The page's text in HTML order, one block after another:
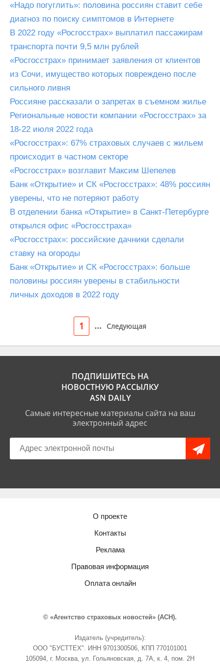
«Надо погуглить»: половина россиян ставит себе
диагноз по поиску симптомов в Интернете
В 2022 году «Росгосстрах» выплатил пассажирам
транспорта почти 9,5 млн рублей
«Росгосстрах» принимает заявления от клиентов
из Сочи, имущество которых повреждено после
сильного ливня
Россияне рассказали о запретах в съемном жилье
Региональные новости компании «Росгосстрах» за
18-22 июля 2022 года
«Росгосстрах»: 67% страховых случаев с жильем
происходит в частном секторе
«Росгосстрах» возглавит Максим Шепелев
Банк «Открытие» и СК «Росгосстрах»: 48% россиян
уверены, что не потеряют работу
В отделении банка «Открытие» в Санкт-Петербурге
открылся офис «Росгосстраха»
«Росгосстрах»: российские дачники сделали
ставку на огороды
Банк «Открытие» и СК «Росгосстрах»: больше
половины россиян уверены в стабильности
личных доходов в 2022 году
1 ... Следующая
ПОДПИШИТЕСЬ НА
НОВОСТНУЮ РАССЫЛКУ
ASN DAILY
Самые интересные материалы сайта на ваш
электронный адрес
О проекте
Контакты
Реклама
Правовая информация
Оплата онлайн
© «Агентство страховых новостей» (АСН).
Издатель (учредитель):
ООО "БУСТТЕХ". ИНН 9701300506, КПП 770101001
105094, г. Москва, ул. Гольяновская, д. 7А, к. 4, пом. 2Н